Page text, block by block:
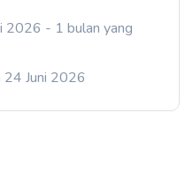
2026 - 1 bulan yang
24 Juni 2026